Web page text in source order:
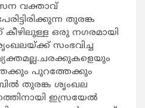
വക്താവ്
തുരങ്ക
ഒരു നഗരമായി
സംഭവിച്ച
പുറത്തേക്കും
തുരങ്ക ശൃംഖല
ഇസ്രയേല്‍